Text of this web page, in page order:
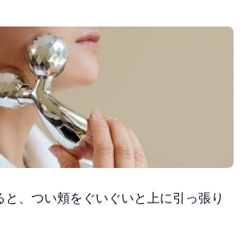
と、つい頬をぐいぐいと上に引っ張り